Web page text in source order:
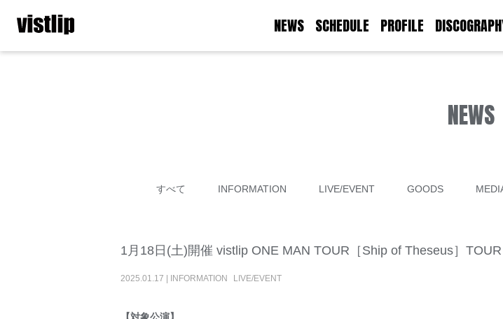
NEWS SCHEDULE PROFILE
NEWS
すべて INFORMATION LIVE/EVENT GOODS
1月18日(土)開催 vistlip ONE MAN TOUR［Ship of Theseus］
2025.01.17 INFORMATION LIVE/EVENT